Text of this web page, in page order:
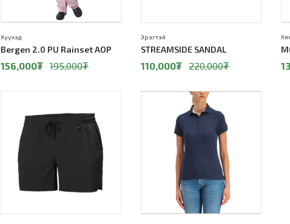
Bergen 2.0 PU Rainset AOP
Хүүхэд
156,000₮ 195,000₮
STREAMSIDE SANDAL
Эрэгтэй
110,000₮ 220,000₮